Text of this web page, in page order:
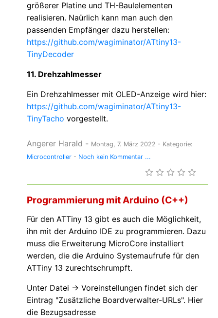
größerer Platine und TH-Baulelementen
realisieren. Naürlich kann man auch den
passenden Empfänger dazu herstellen:
https://github.com/wagiminator/ATtiny13-
TinyDecoder
11. Drehzahlmesser
Ein Drehzahlmesser mit OLED-Anzeige wird hier:
https://github.com/wagiminator/ATtiny13-
TinyTacho vorgestellt.
Angerer Harald - Montag, 7. März 2022 - Kategorie:
Microcontroller - Noch kein Kommentar ...
Programmierung mit Arduino (C++)
Für den ATTiny 13 gibt es auch die Möglichkeit,
ihn mit der Arduino IDE zu programmieren. Dazu
muss die Erweiterung MicroCore installiert
werden, die die Arduino Systemaufrufe für den
ATTiny 13 zurechtschrumpft.
Unter Datei -> Voreinstellungen findet sich der
Eintrag "Zusätzliche Boardverwalter-URLs". Hier
die Bezugsadresse